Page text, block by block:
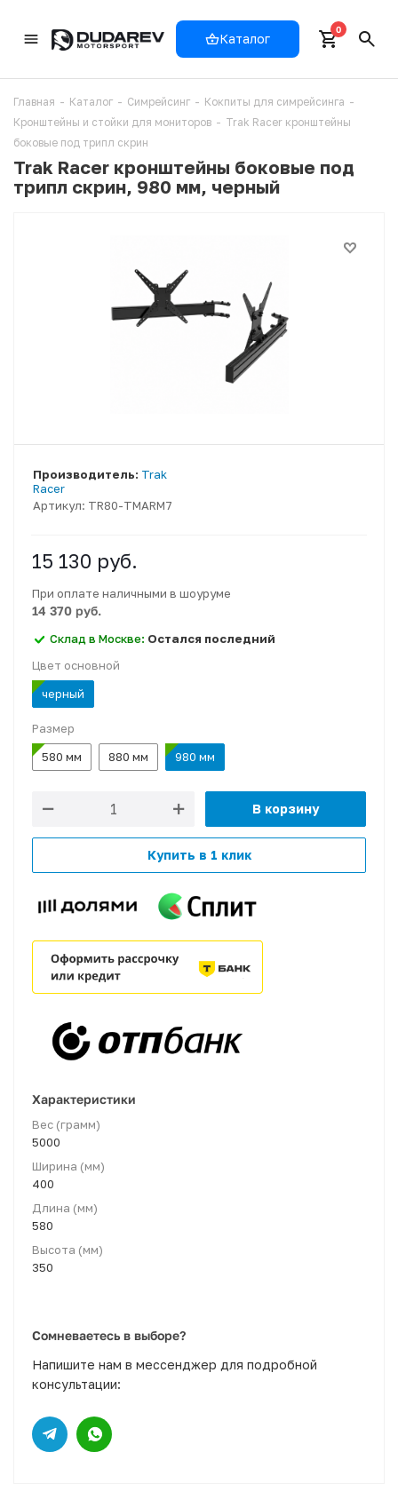
Каталог
0
Главная - Каталог - Симрейсинг - Кокпиты для симрейсинга -
Кронштейны и стойки для мониторов - Trak Racer кронштейны
боковые под трипл скрин
Trak Racer кронштейны боковые под
трипл скрин, 980 мм, черный
Артикул: TR80-TMARM7
Производитель: Trak
Racer
15 130 руб.
При оплате наличными в шоуруме
14 370 руб.
Склад в Москве: Остался последний
Цвет основной
черный
Размер
580 мм
880 мм 980 мм
В корзину
Купить в 1 клик
Характеристики
Вес (грамм)
5000
Ширина (мм)
400
Длина (мм)
580
Высота (мм)
350
Сомневаетесь в выборе?
Напишите нам в мессенджер для подробной
консультации: